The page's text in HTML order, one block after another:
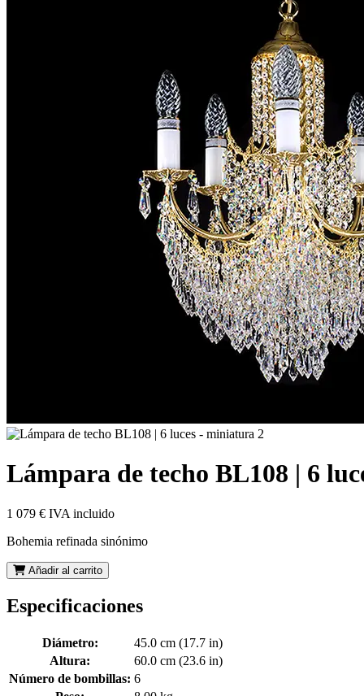
Lámpara de techo BL108 | 6
1 079 € IVA incluido
Bohemia refinada sinónimo
Añadir al carrito
Especificaciones
Diámetro:
45.0 cm (17.7 in)
Altura:
60.0 cm (23.6 in)
Número de bombillas: 6